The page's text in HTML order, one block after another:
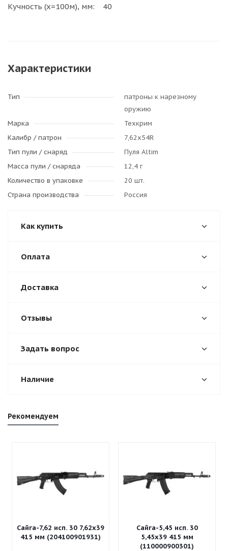
Кучность (х=100м), мм: 40
Характеристики
Тип
патроны к нарезному
оружию
Марка
Техкрим
Калибр / патрон
7,62х54R
Тип пули / cнаряд
Пуля Altim
Масса пули / снаряда
12,4 г
Количество в упаковке
20 шт.
Страна производства
Россия
Как купить
Оплата
Доставка
Отзывы
Задать вопрос
Наличие
Рекомендуем
Сайга-7,62 исп. 30 7,62x39
415 мм (204100901931)
Сайга-5,45 исп. 30
5,45x39 415 мм
(110000900301)